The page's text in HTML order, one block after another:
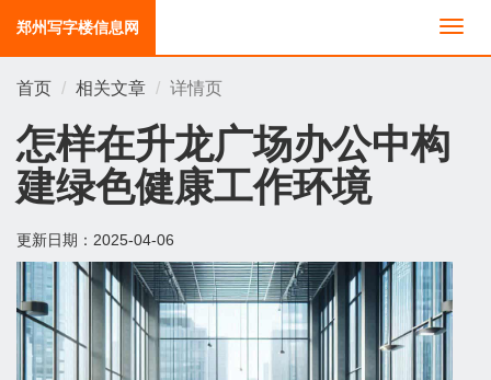
切
换
郑州写字楼信息网
首页 相关文章 详情页
怎样在升龙广场办公中构
建绿色健康工作环境
更新日期： 2025-04-06